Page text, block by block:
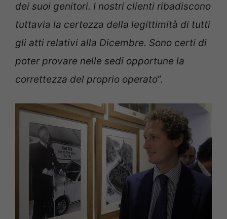
dei suoi genitori. I nostri clienti ribadiscono
tuttavia la certezza della legittimità di tutti
gli atti relativi alla Dicembre. Sono certi di
poter provare nelle sedi opportune la
correttezza del proprio operato”.